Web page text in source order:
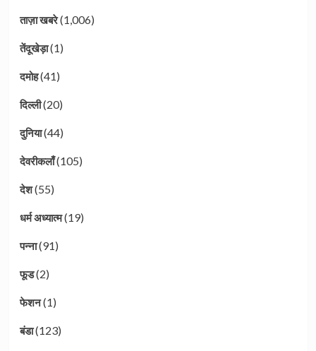
ताज़ा खबरे(1,006)
तेंदूखेड़ा(1)
दमोह(41)
दिल्ली(20)
दुनिया(44)
देवरीकलाँ(105)
देश(55)
धर्म अध्यात्म(19)
पन्ना(91)
फूड(2)
फेशन(1)
बंडा(123)